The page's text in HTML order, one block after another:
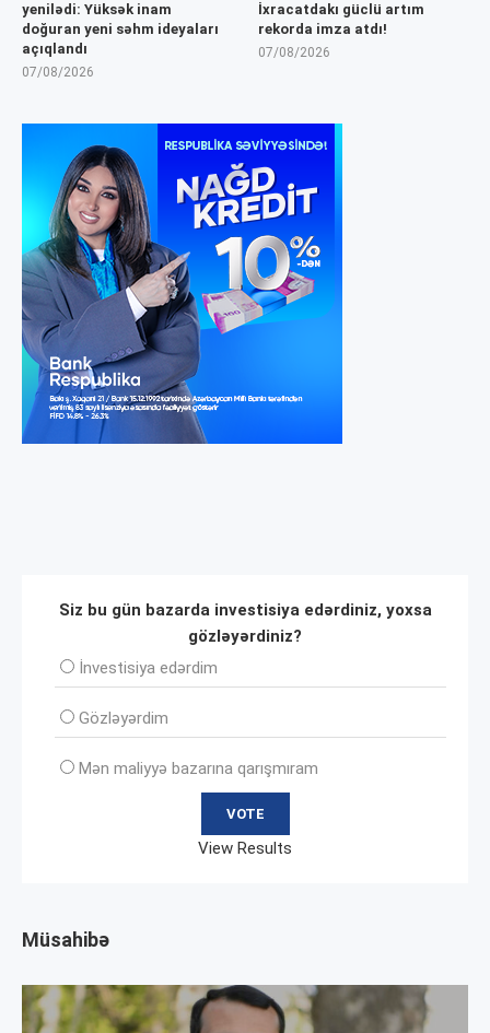
yenilədi: Yüksək inam
doğuran yeni səhm ideyaları
açıqlandı
07/08/2026
İxracatdakı güclü artım
rekorda imza atdı!
07/08/2026
Siz bu gün bazarda investisiya edərdiniz, yoxsa
gözləyərdiniz?
İnvеstisiya edərdim
Gözləyərdim
Mən maliyyə bazarına qarışmıram
View Results
Müsahibə